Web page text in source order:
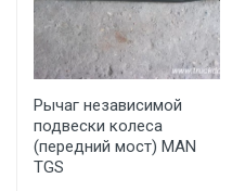
Рычаг независимой
подвески колеса
(передний мост) MAN
TGS